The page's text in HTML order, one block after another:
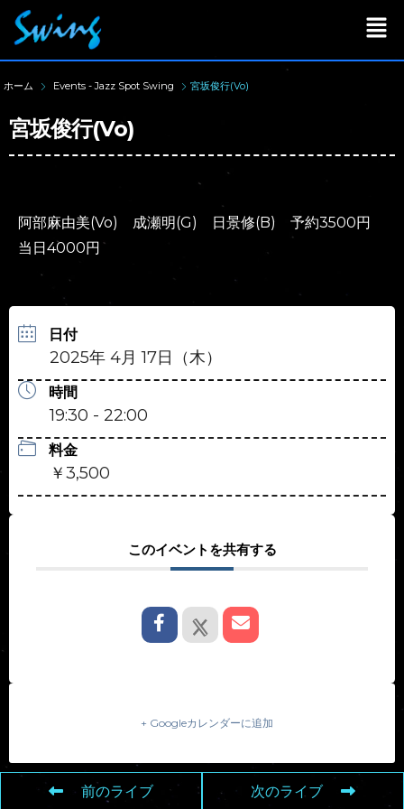
ホーム Events - Jazz Spot Swing 宮坂俊行(Vo)
宮坂俊行(Vo)
阿部麻由美(Vo) 成瀬明(G) 日景修(B) 予約3500円
当日4000円
日付
2025年 4月 17日（木）
時間
19:30 - 22:00
料金
￥3,500
このイベントを共有する
+ Googleカレンダーに追加
前のライブ 次のライブ